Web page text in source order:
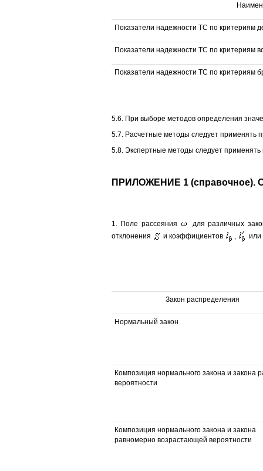
Показатели надежности ТС по критериям
Показатели надежности ТС по критериям
Показатели надежности ТС по критериям
5.6. При выборе методов определения
5.7. Расчетные методы следует применять
5.8. Экспертные методы следует
ПРИЛОЖЕНИЕ 1
1. Поле рассеяния
для различных
отклонения
и коэффициентов или
Закон распределения
Нормальный закон
Композиция нормального закона и закона
вероятности
Композиция нормального закона и закона
равномерно возрастающей вероятности